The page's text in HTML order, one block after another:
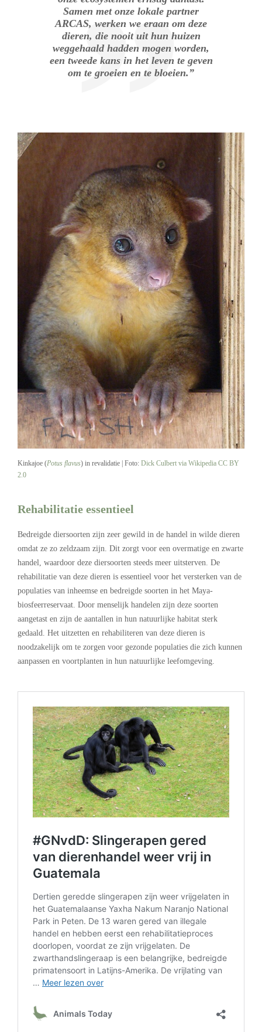
Samen met onze lokale partner
ARCAS, werken we eraan om deze
dieren, die nooit uit hun huizen
weggehaald hadden mogen worden,
een tweede kans in het leven te geven
om te groeien en te bloeien.”
Kinkajoe (Potus flavus) in revalidatie | Foto: Dick Culbert via Wikipedia CC BY
2.0
Rehabilitatie essentieel
Bedreigde diersoorten zijn zeer gewild in de handel in wilde dieren
omdat ze zo zeldzaam zijn. Dit zorgt voor een overmatige en zwarte
handel, waardoor deze diersoorten steeds meer uitsterven. De
rehabilitatie van deze dieren is essentieel voor het versterken van de
populaties van inheemse en bedreigde soorten in het Maya-
biosfeerreservaat. Door menselijk handelen zijn deze soorten
aangetast en zijn de aantallen in hun natuurlijke habitat sterk
gedaald. Het uitzetten en rehabiliteren van deze dieren is
noodzakelijk om te zorgen voor gezonde populaties die zich kunnen
aanpassen en voortplanten in hun natuurlijke leefomgeving.